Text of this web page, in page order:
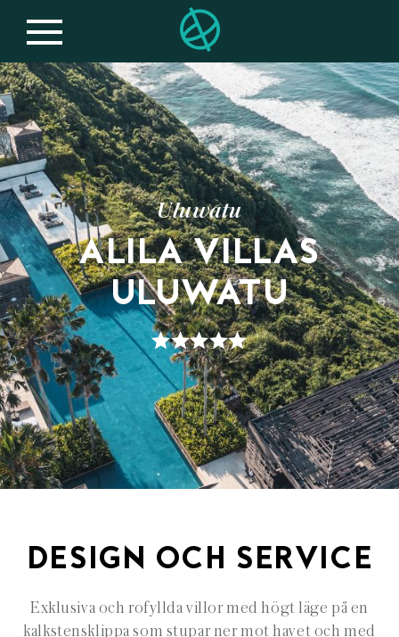
Uluwatu
ALILA VILLAS
ULUWATU
DESIGN OCH SERVICE
Exklusiva och rofyllda villor med högt läge på en
kalkstensklippa som stupar ner mot havet och med